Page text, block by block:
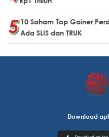
10 Saham Top Gainer
Ada SLIS dan TRUK
Download